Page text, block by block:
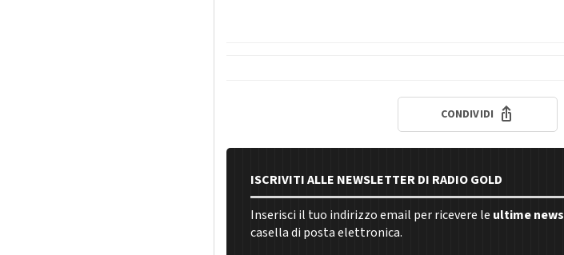
CONDIVIDI
ISCRIVITI ALLE NEWSLETTER DI RADIO GOLD
Inserisci il tuo indirizzo email per ricevere le ultime news
casella di posta elettronica.